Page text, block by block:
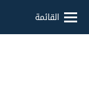
القائمة